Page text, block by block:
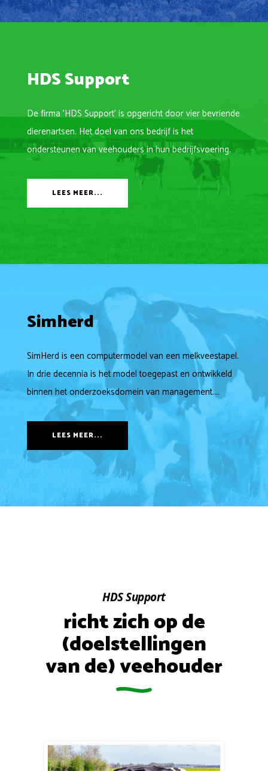
HDS Support
De firma 'HDS Support' is opgericht door vier bevriende
dierenartsen. Het doel van ons bedrijf is het
ondersteunen van veehouders in hun bedrijfsvoering.
LEES MEER...
Simherd
SimHerd is een computermodel van een melkveestapel.
In drie decennia is het model toegepast en ontwikkeld
binnen het onderzoeksdomein van management....
LEES MEER...
HDS Support
richt zich op de
(doelstellingen
van de) veehouder